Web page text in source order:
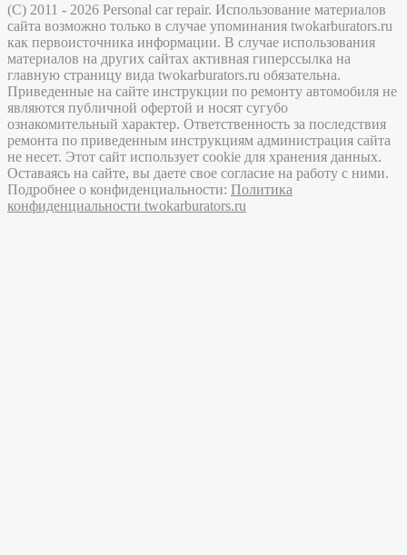
(C) 2011 - 2026 Personal car repair. Использование материалов
сайта возможно только в случае упоминания twokarburators.ru
как первоисточника информации. В случае использования
материалов на других сайтах активная гиперссылка на
главную страницу вида twokarburators.ru обязательна.
Приведенные на сайте инструкции по ремонту автомобиля не
являются публичной офертой и носят сугубо
ознакомительный характер. Ответственность за последствия
ремонта по приведенным инструкциям администрация сайта
не несет. Этот сайт использует cookie для хранения данных.
Оставаясь на сайте, вы даете свое согласие на работу с ними.
Подробнее о конфиденциальности: Политика
конфиденциальности twokarburators.ru